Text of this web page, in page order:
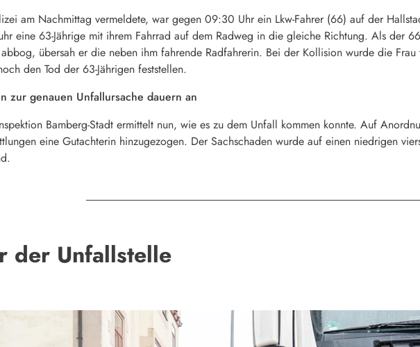
am Nachmittag vermeldete, war gegen 09:30 Uhr ein Lkw-Fahrer (66) auf der
eine 63-Jährige mit ihrem Fahrrad auf dem Radweg in die gleiche Richtung. Als der
übersah er die neben ihm fahrende Radfahrerin. Bei der Kollision wurde die
den Tod der 63-Jährigen feststellen.
zur genauen Unfallursache dauern an
Bamberg-Stadt ermittelt nun, wie es zu dem Unfall kommen konnte. Auf
eine Gutachterin hinzugezogen. Der Sachschaden wurde auf einen niedrigen
der Unfallstelle